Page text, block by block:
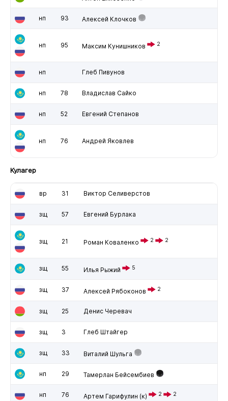
нп 93 Алексей Клочков
нп 95 Максим Кунишников 2
нп Глеб Пивунов
нп 78 Владислав Сайко
нп 52 Евгений Степанов
нп 76 Андрей Яковлев
Кулагер
вр 31 Виктор Селиверстов
зщ 57 Евгений Бурлака
зщ 21 Роман Коваленко 2 2
зщ 55 Илья Рыжий 5
зщ 37 Алексей Рябоконов 2
зщ 25 Денис Черевач
зщ 3 Глеб Штайгер
зщ 33 Виталий Шульга
нп 29 Тамерлан Бейсембиев
нп 76 Артем Гарифулин (к) 2 2